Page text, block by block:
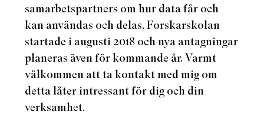
samarbetspartners om hur data får och
kan användas och delas. Forskarskolan
startade i augusti 2018 och nya antagningar
planeras även för kommande år. Varmt
välkommen att ta kontakt med mig om
detta låter intressant för dig och din
verksamhet.